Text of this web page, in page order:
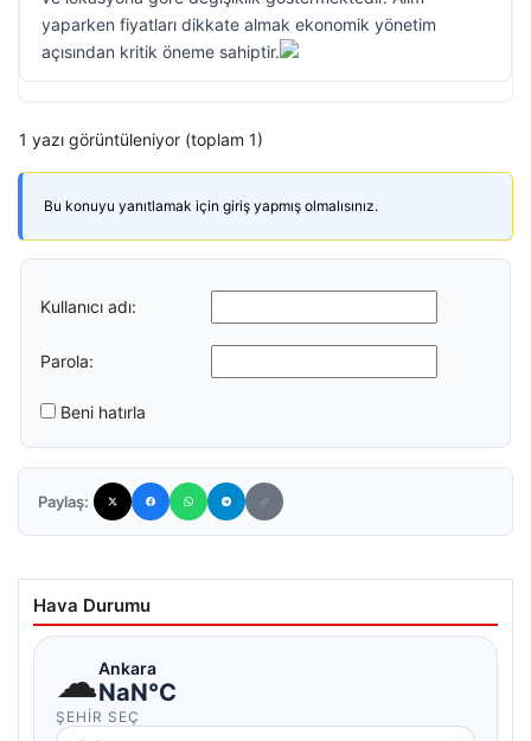
yaparken fiyatları dikkate almak ekonomik yönetim
açısından kritik öneme sahiptir.
1 yazı görüntüleniyor (toplam 1)
Bu konuyu yanıtlamak için giriş yapmış olmalısınız.
Kullanıcı adı:
Parola:
Beni hatırla
Paylaş:
Hava Durumu
☁Ankara
NaN°C
ŞEHIR SEÇ